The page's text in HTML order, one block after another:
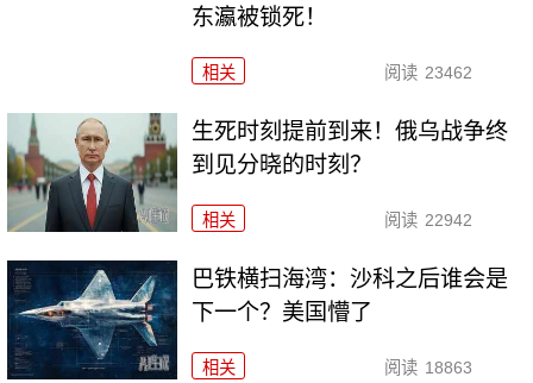
东瀛被锁死！
相关 阅读 23462
生死时刻提前到来！俄乌战争终
到见分晓的时刻？
相关 阅读 22942
巴铁横扫海湾：沙科之后谁会是
下一个？美国懵了
相关 阅读 18863